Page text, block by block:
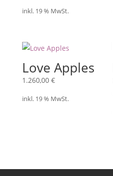
inkl. 19 % MwSt.
Love Apples
1.260,00 €
inkl. 19 % MwSt.